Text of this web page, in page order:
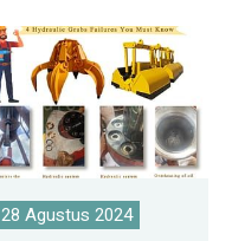
28 Agustus 2024